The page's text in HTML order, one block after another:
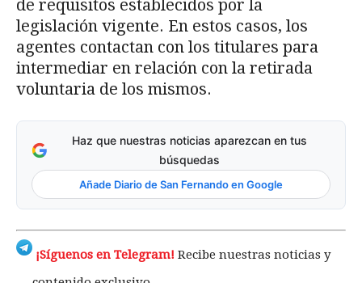
de requisitos establecidos por la
legislación vigente. En estos casos, los
agentes contactan con los titulares para
intermediar en relación con la retirada
voluntaria de los mismos.
Haz que nuestras noticias aparezcan en tus
búsquedas
Añade Diario de San Fernando en Google
¡Síguenos en Telegram! Recibe nuestras noticias y